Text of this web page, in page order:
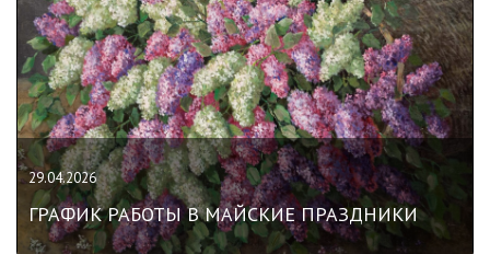
29.04.2026
ГРАФИК РАБОТЫ В МАЙСКИЕ ПРАЗДНИКИ